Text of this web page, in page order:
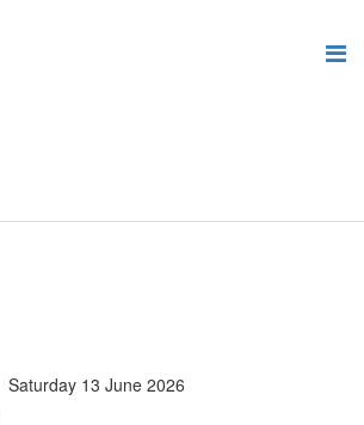
Saturday 13 June 2026